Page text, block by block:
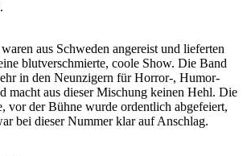
waren aus Schweden angereist und lieferten
blutverschmierte, coole Show. Die Band
in den Neunzigern für Horror-, Humor-
macht aus dieser Mischung keinen Hehl. Die
vor der Bühne wurde ordentlich abgefeiert,
bei dieser Nummer klar auf Anschlag.